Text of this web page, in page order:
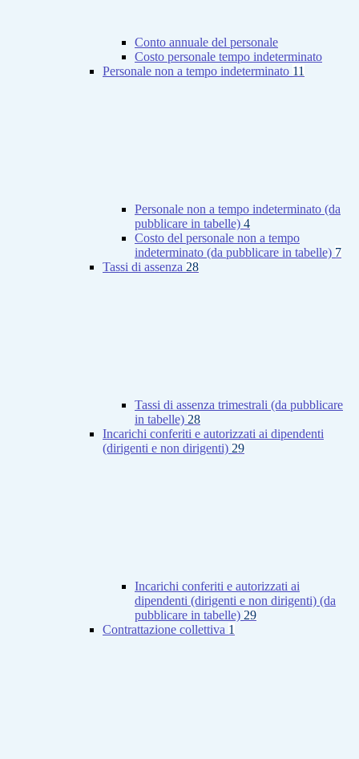
Conto annuale del personale
Costo personale tempo indeterminato
Personale non a tempo indeterminato 11
Personale non a tempo indeterminato (da
pubblicare in tabelle) 4
Costo del personale non a tempo
indeterminato (da pubblicare in tabelle) 7
Tassi di assenza 28
Tassi di assenza trimestrali (da pubblicare
in tabelle) 28
Incarichi conferiti e autorizzati ai dipendenti
(dirigenti e non dirigenti) 29
Incarichi conferiti e autorizzati ai
dipendenti (dirigenti e non dirigenti) (da
pubblicare in tabelle) 29
Contrattazione collettiva 1